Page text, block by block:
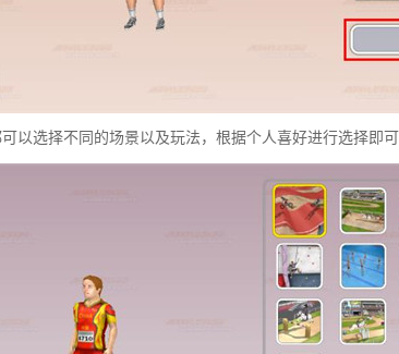
以选择不同的场景以及玩法，根据个人喜好进行选择即可